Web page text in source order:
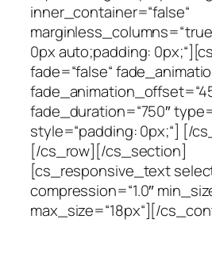
inner_container=“false“
0px auto;padding:
fade=“false“
fade_duration=“750″
style=“padding: 0px;“] [/
[/cs_row][/cs_section]
[cs_responsive_text
compression=“1.0″
max_size=“18px“][/